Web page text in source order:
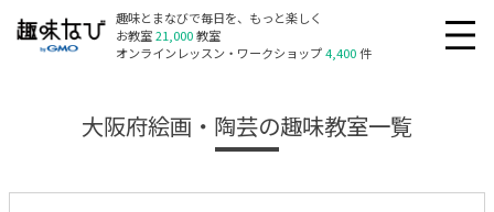
趣味とまなびで毎日を、もっと楽しく
お教室21,000教室
オンラインレッスン・ワークショップ4,400件
大阪府絵画・陶芸の趣味教室一覧